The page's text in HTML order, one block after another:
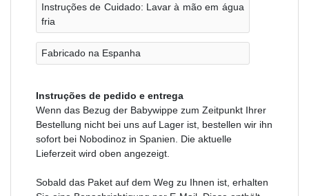
Instruções de Cuidado: Lavar à mão em água
fria
Fabricado na Espanha
Instruções de pedido e entrega
Wenn das Bezug der Babywippe zum Zeitpunkt Ihrer
Bestellung nicht bei uns auf Lager ist, bestellen wir ihn
sofort bei Nobodinoz in Spanien. Die aktuelle
Lieferzeit wird oben angezeigt.
Sobald das Paket auf dem Weg zu Ihnen ist, erhalten